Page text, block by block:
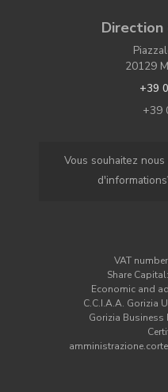
Direction
20129
+39
+39
Vous souhaitez
VAT
Share
Economic and
C.C.I.A.A. Gorizia
Gorizia Business